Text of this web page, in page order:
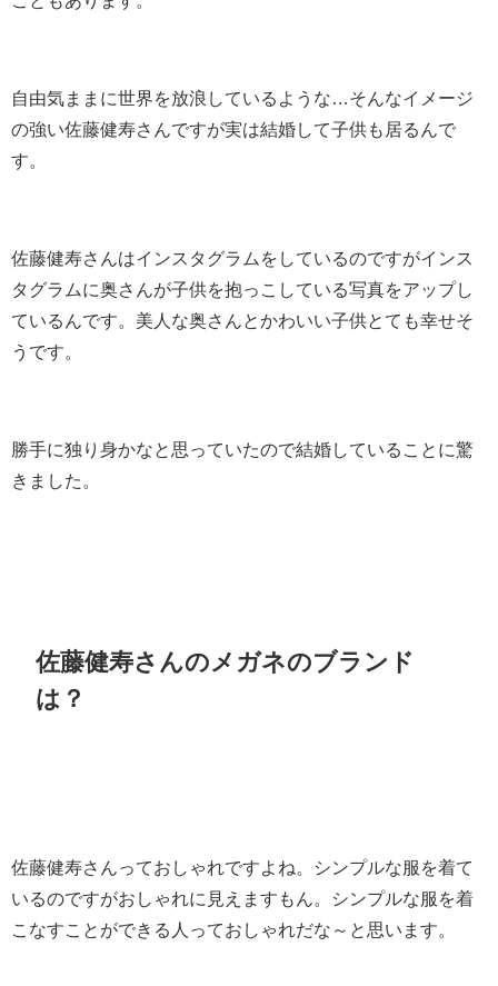
自由気ままに世界を放浪しているような…そんなイメージ
の強い佐藤健寿さんですが実は結婚して子供も居るんで
す。
佐藤健寿さんはインスタグラムをしているのですがインス
タグラムに奥さんが子供を抱っこしている写真をアップし
ているんです。美人な奥さんとかわいい子供とても幸せそ
うです。
勝手に独り身かなと思っていたので結婚していることに驚
きました。
佐藤健寿さんのメガネのブランド
は？
佐藤健寿さんっておしゃれですよね。シンプルな服を着て
いるのですがおしゃれに見えますもん。シンプルな服を着
こなすことができる人っておしゃれだな～と思います。